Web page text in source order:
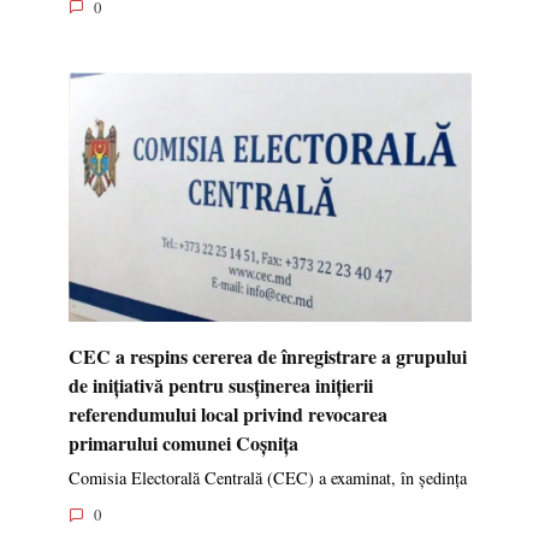
0
CEC a respins cererea de înregistrare a grupului
de inițiativă pentru susținerea inițierii
referendumului local privind revocarea
primarului comunei Coșnița
Comisia Electorală Centrală (CEC) a examinat, în ședința
0